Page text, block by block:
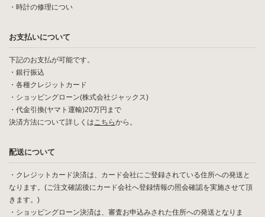
・ 時計の修理につい
お支払いについて
下記のお支払が可能です。
・銀行振込
・各種クレジットカード
・ショッピングローン(株式会社ジャックス)
・代金引換(ヤマト運輸)20万円まで
決済方法について詳しくはこちらから。
配送について
・クレジットカード決済は、カード会社にご登録されている住所への発送と
なります。(ご注文確認後にカード会社へ登録情報の照会確認を実施させて頂
きます。)
・ショッピングローン決済は、審査お申込みされた住所への発送となりま